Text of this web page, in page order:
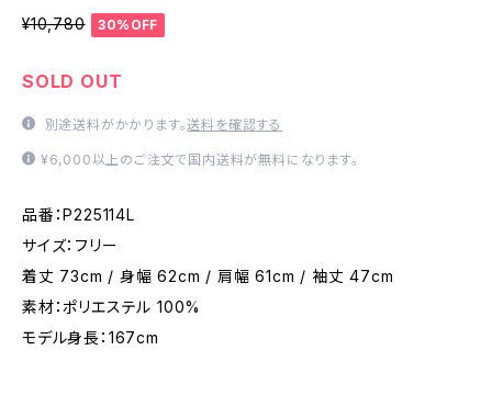
¥10,780 30%OFF
SOLD OUT
別途送料がかかります。送料を確認する
¥6,000以上のご注文で国内送料が無料になります。
品番：P225114L
サイズ：フリー
着丈 73cm / 身幅 62cm / 肩幅 61cm / 袖丈 47cm
素材：ポリエステル 100%
モデル身長：167cm